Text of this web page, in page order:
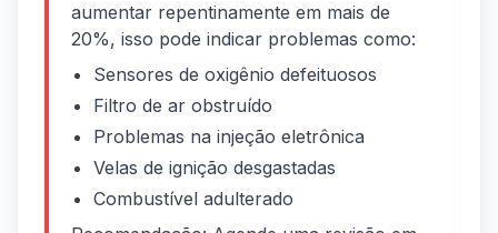
aumentar repentinamente em mais de
20%, isso pode indicar problemas como:
Sensores de oxigênio defeituosos
Filtro de ar obstruído
Problemas na injeção eletrônica
Velas de ignição desgastadas
Combustível adulterado